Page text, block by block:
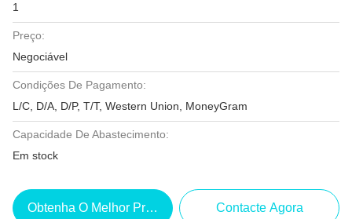
1
Preço:
Negociável
Condições De Pagamento:
L/C, D/A, D/P, T/T, Western Union, MoneyGram
Capacidade De Abastecimento:
Em stock
Obtenha O Melhor Preço Contacte Agora